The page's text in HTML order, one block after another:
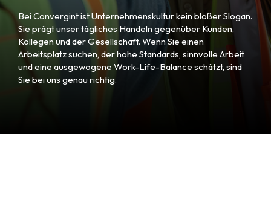
Bei Convergint ist Unternehmenskultur kein bloßer Slogan.
Sie prägt unser tägliches Handeln gegenüber Kunden,
Kollegen und der Gesellschaft. Wenn Sie einen
Arbeitsplatz suchen, der hohe Standards, sinnvolle Arbeit
und eine ausgewogene Work-Life-Balance schätzt, sind
Sie bei uns genau richtig.